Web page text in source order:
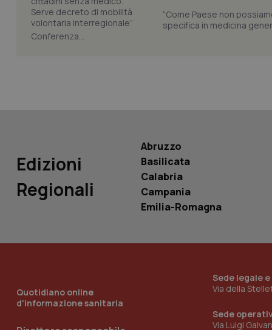
“Come Paese non
specifica in medicina
Conferenza...
Edizioni
Regionali
Abruzzo
Basilicata
Calabria
Campania
Emilia-Romagna
Quotidiano online
d'informazione sanitaria
Sede legale
Via della
Sede
Via Luigi
__Secure-YNID